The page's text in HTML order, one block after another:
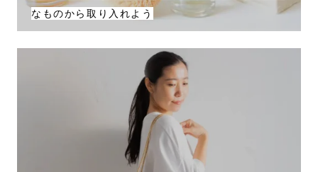
なものから取り入れよう